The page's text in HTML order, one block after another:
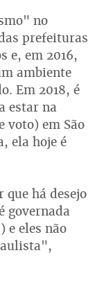
no
prefeituras
e, em 2016,
ambiente
Em 2018, é
estar na
voto) em São
ela hoje é
há desejo
governada
e eles não